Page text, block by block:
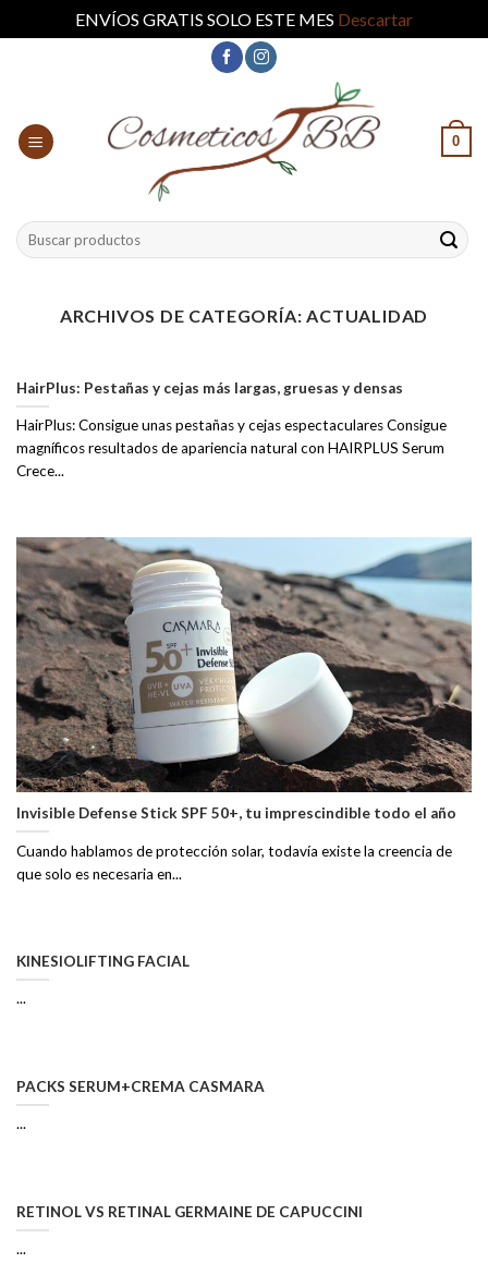
ENVÍOS GRATIS SOLO ESTE MES Descartar
0
Buscar
por:
ARCHIVOS DE CATEGORÍA:ACTUALIDAD
HairPlus: Pestañas y cejas más largas, gruesas y densas
HairPlus: Consigue unas pestañas y cejas espectaculares Consigue
magníficos resultados de apariencia natural con HAIRPLUS Serum
Crece...
Invisible Defense Stick SPF 50+, tu imprescindible todo el año
Cuando hablamos de protección solar, todavía existe la creencia de
que solo es necesaria en...
KINESIOLIFTING FACIAL
...
PACKS SERUM+CREMA CASMARA
...
RETINOL VS RETINAL GERMAINE DE CAPUCCINI
...